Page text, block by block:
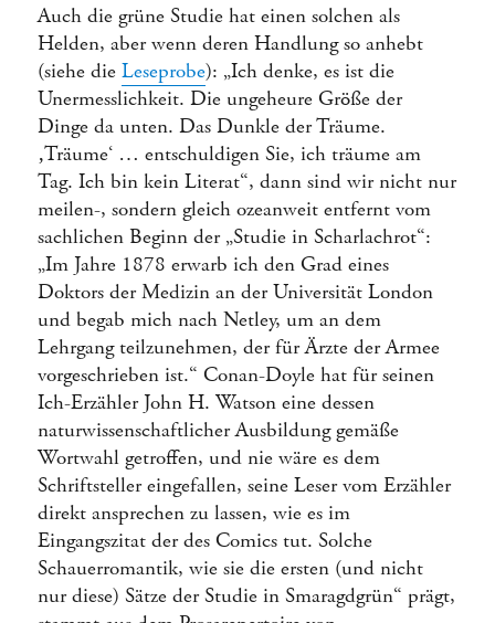
Auch die grüne Studie hat einen solchen als
Helden, aber wenn deren Handlung so anhebt
(siehe dieLeseprobe): „Ich denke, es ist die
Unermesslichkeit. Die ungeheure Größe der
Dinge da unten. Das Dunkle der Träume.
‚Träume‘ … entschuldigen Sie, ich träume am
Tag. Ich bin kein Literat“, dann sind wir nicht nur
meilen-, sondern gleich ozeanweit entfernt vom
sachlichen Beginn der „Studie in Scharlachrot“:
„Im Jahre 1878 erwarb ich den Grad eines
Doktors der Medizin an der Universität London
und begab mich nach Netley, um an dem
Lehrgang teilzunehmen, der für Ärzte der Armee
vorgeschrieben ist.“ Conan-Doyle hat für seinen
Ich-Erzähler John H. Watson eine dessen
naturwissenschaftlicher Ausbildung gemäße
Wortwahl getroffen, und nie wäre es dem
Schriftsteller eingefallen, seine Leser vom Erzähler
direkt ansprechen zu lassen, wie es im
Eingangszitat der des Comics tut. Solche
Schauerromantik, wie sie die ersten (und nicht
nur diese) Sätze der Studie in Smaragdgrün“ prägt,